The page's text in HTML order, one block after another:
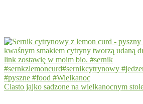
Ciasto jajko sadzone na wielkanocnym